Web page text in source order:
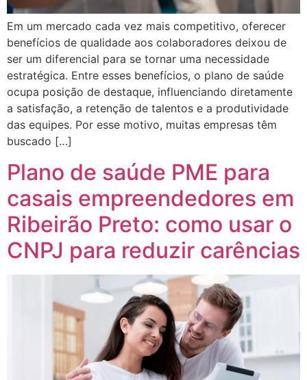
Em um mercado cada vez mais competitivo, oferecer
benefícios de qualidade aos colaboradores deixou de
ser um diferencial para se tornar uma necessidade
estratégica. Entre esses benefícios, o plano de saúde
ocupa posição de destaque, influenciando diretamente
a satisfação, a retenção de talentos e a produtividade
das equipes. Por esse motivo, muitas empresas têm
buscado […]
Plano de saúde PME para
casais empreendedores em
Ribeirão Preto: como usar o
CNPJ para reduzir carências